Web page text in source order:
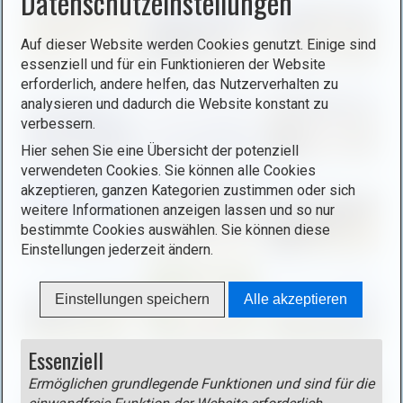
o
p
e
n
i
a
g
e
i
n
l
g
h
o
o
x
ö
f
f
e
n
(
o
p
e
n
i
m
e
Auf dieser Website werden Cookies genutzt. Einige sind
essenziell und für ein Funktionieren der Website
erforderlich, andere helfen, das Nutzerverhalten zu
analysieren und dadurch die Website konstant zu
verbessern.
Hier sehen Sie eine Übersicht der potenziell
verwendeten Cookies. Sie können alle Cookies
akzeptieren, ganzen Kategorien zustimmen oder sich
weitere Informationen anzeigen lassen und so nur
bestimmte Cookies auswählen. Sie können diese
Einstellungen jederzeit ändern.
Einstellungen speichern Alle akzeptieren
Essenziell
Ermöglichen grundlegende Funktionen und sind für die